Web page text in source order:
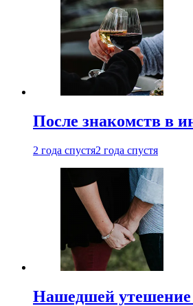
После знакомств в
2 года спустя2 года спустя
Нашедшей утешение